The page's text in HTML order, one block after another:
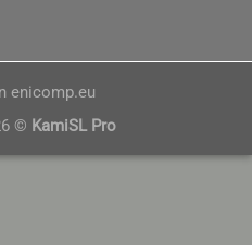
enicomp.eu
© KamiSL Pro